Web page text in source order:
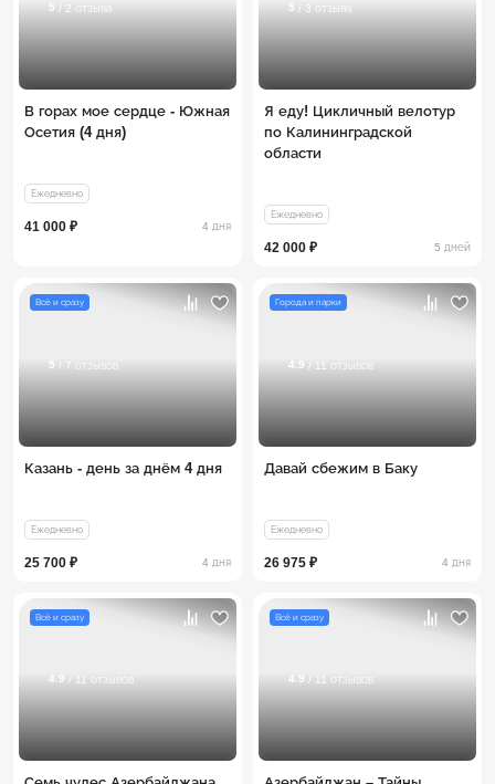
5 / 2 отзыва
В горах мое сердце - Южная
Осетия (4 дня)
Ежедневно
41 000 ₽ 4 дня
5 / 3 отзыва
Я еду! Цикличный велотур
по Калининградской
области
Ежедневно
42 000 ₽ 5 дней
Всё и сразу
5 / 7 отзывов
Казань - день за днём 4 дня
Ежедневно
25 700 ₽ 4 дня
Города и парки
4.9 / 11 отзывов
Давай сбежим в Баку
Ежедневно
26 975 ₽ 4 дня
Всё и сразу
4.9 / 11 отзывов
Всё и сразу
4.9 / 11 отзывов